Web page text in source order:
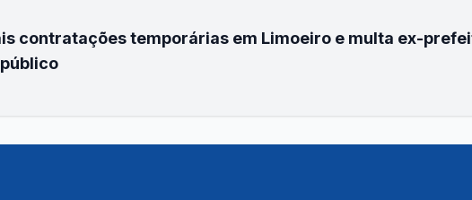
contratações temporárias em Limoeiro e multa ex-